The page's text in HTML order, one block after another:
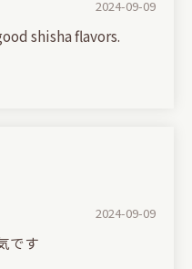
it's easy to smoke.
and adjust
the epitome of it.
bookings in the
be perfect for
2024-09-09
shisha flavors.
2024-09-09
です